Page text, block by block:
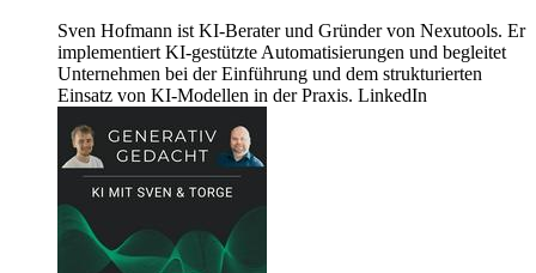
Sven Hofmann ist KI-Berater und Gründer von Nexutools. Er
implementiert KI-gestützte Automatisierungen und begleitet
Unternehmen bei der Einführung und dem strukturierten
Einsatz von KI-Modellen in der Praxis. LinkedIn